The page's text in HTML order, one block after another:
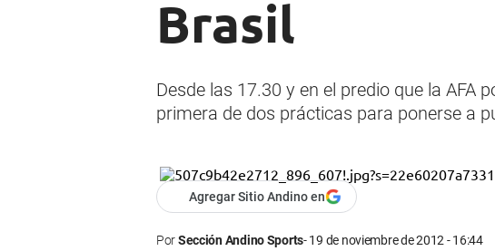
Brasil
Desde las 17.30 y en el predio que la AFA
primera de dos prácticas para ponerse a
Agregar Sitio Andino en
PorSección Andino Sports 19 de noviembre de 2012 - 16:44